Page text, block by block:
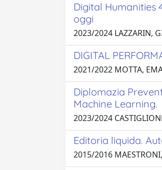
Digital Humanities
oggi
2023/2024 LAZZARIN,
DIGITAL
2021/2022 MOTTA,
Diplomazia
Machine Learning.
2023/2024
Editoria liquida.
2015/2016